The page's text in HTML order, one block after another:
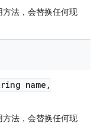
法，会替换任何现
name ,
法，会替换任何现